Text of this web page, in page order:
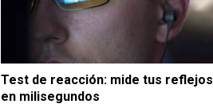
Test de reacción: mide tus reflejos
en milisegundos